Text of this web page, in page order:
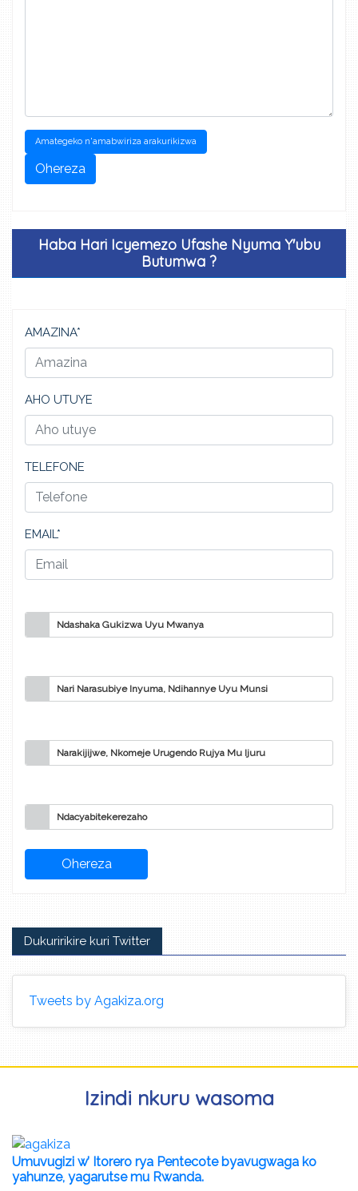
Amategeko n'amabwiriza arakurikizwa
Ohereza
Haba Hari Icyemezo Ufashe Nyuma Y'ubu
Butumwa ?
AMAZINA*
AHO UTUYE
TELEFONE
EMAIL*
Ndashaka Gukizwa Uyu Mwanya
Nari Narasubiye Inyuma, Ndihannye Uyu Munsi
Narakijijwe, Nkomeje Urugendo Rujya Mu Ijuru
Ndacyabitekerezaho
Dukuririkire kuri Twitter
Tweets by Agakiza.org
Izindi nkuru wasoma
Umuvugizi w’ Itorero rya Pentecote byavugwaga ko
yahunze, yagarutse mu Rwanda.